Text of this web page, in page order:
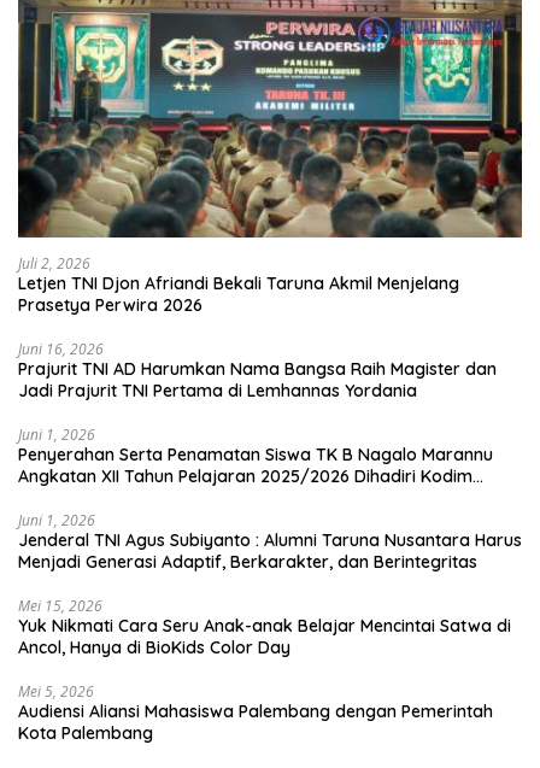
Juli 2, 2026
Letjen TNI Djon Afriandi Bekali Taruna Akmil Menjelang
Prasetya Perwira 2026
Juni 16, 2026
Prajurit TNI AD Harumkan Nama Bangsa Raih Magister dan
Jadi Prajurit TNI Pertama di Lemhannas Yordania
Juni 1, 2026
Penyerahan Serta Penamatan Siswa TK B Nagalo Marannu
Angkatan XII Tahun Pelajaran 2025/2026 Dihadiri Kodim
Juni 1, 2026
Jenderal TNI Agus Subiyanto : Alumni Taruna Nusantara Harus
Menjadi Generasi Adaptif, Berkarakter, dan Berintegritas
Mei 15, 2026
Yuk Nikmati Cara Seru Anak-anak Belajar Mencintai Satwa di
Ancol, Hanya di BioKids Color Day
Mei 5, 2026
Audiensi Aliansi Mahasiswa Palembang dengan Pemerintah
Kota Palembang